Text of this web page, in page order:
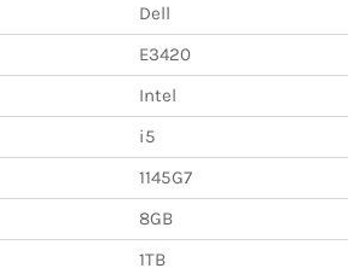
Dell
E3420
Intel
i5
1145G7
8GB
1TB